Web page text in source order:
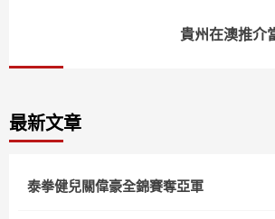
貴州在澳推介
最新文章
泰拳健兒關偉豪全錦賽奪亞軍